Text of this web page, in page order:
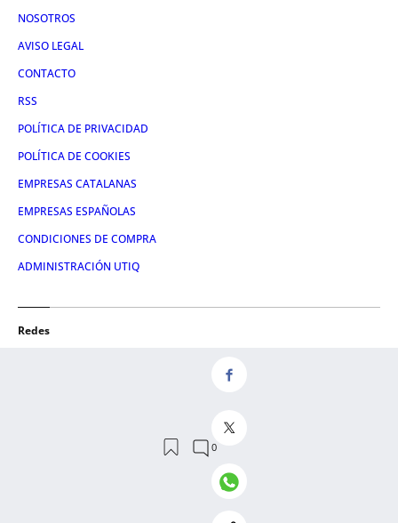
NOSOTROS
AVISO LEGAL
CONTACTO
RSS
POLÍTICA DE PRIVACIDAD
POLÍTICA DE COOKIES
EMPRESAS CATALANAS
EMPRESAS ESPAÑOLAS
CONDICIONES DE COMPRA
ADMINISTRACIÓN UTIQ
Redes